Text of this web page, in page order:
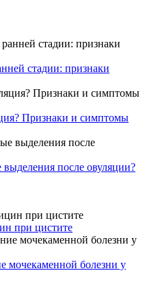
стадии: признаки
Признаки и симптомы
после овуляции?
при цистите
мочекаменной болезни у